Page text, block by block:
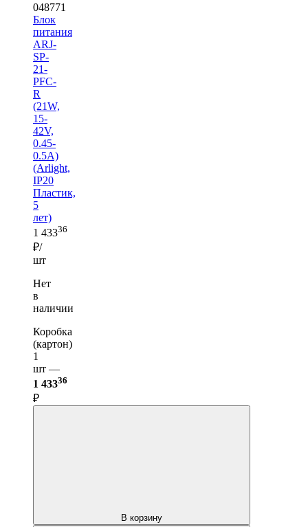
048771
Блок
питания
ARJ-
SP-
21-
PFC-
R
(21W,
15-
42V,
0.45-
0.5A)
(Arlight,
IP20
Пластик,
5
лет)
1 43336
₽/
шт
Нет
в
наличии
Коробка
(картон)
1
шт —
1 43336
₽
В корзину